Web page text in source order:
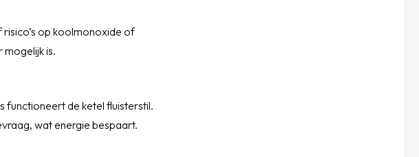
op koolmonoxide of
is.
functioneert de ketel fluisterstil.
wat energie bespaart.